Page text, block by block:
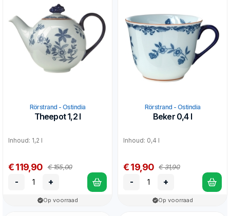
Rörstrand - Ostindia
Theepot 1,2 l
Inhoud: 1,2 l
€ 119,90 € 155,00
- +
Op voorraad
Rörstrand - Ostindia
Beker 0,4 l
Inhoud: 0,4 l
€ 19,90 € 31,90
- +
Op voorraad